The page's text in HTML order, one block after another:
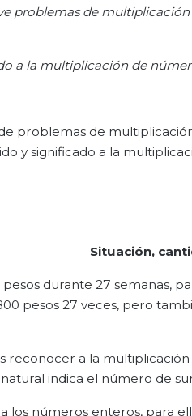
problemas de
a la multiplicación de
problemas de
y significado a la
Situación,
durante 27 semanas,
pesos 27 veces, pero
reconocer a la
indica el número de
a los números enteros,